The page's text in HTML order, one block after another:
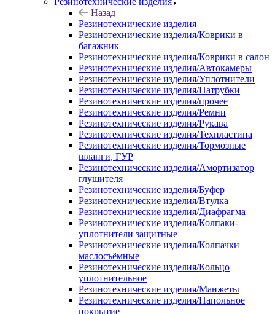
Назад
Резинотехнические изделия
Резинотехнические изделия/Коврики в
багажник
Резинотехнические изделия/Коврики в салон
Резинотехнические изделия/Автокамеры
Резинотехнические изделия/Уплотнители
Резинотехнические изделия/Патрубки
Резинотехнические изделия/прочее
Резинотехнические изделия/Ремни
Резинотехнические изделия/Рукава
Резинотехнические изделия/Техпластина
Резинотехнические изделия/Тормозные
шланги, ГУР
Резинотехнические изделия/Амортизатор
глушителя
Резинотехнические изделия/Буфер
Резинотехнические изделия/Втулка
Резинотехнические изделия/Диафрагма
Резинотехнические изделия/Колпаки-
уплотнители защитные
Резинотехнические изделия/Колпачки
маслосъёмные
Резинотехнические изделия/Кольцо
уплотнительное
Резинотехнические изделия/Манжеты
Резинотехнические изделия/Напольное
покрытие